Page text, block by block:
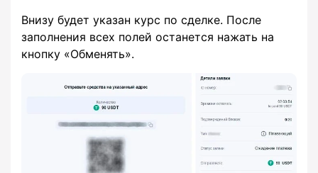
Внизу будет указан курс по сделке. После
заполнения всех полей останется нажать на
кнопку «Обменять».